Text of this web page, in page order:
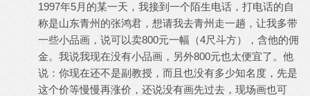
1997年5月的某一天，我接到一个陌生电话，打电话的自
称是山东青州的张鸿君，想请我去青州走一趟，让我多带
一些小品画，说可以卖800元一幅（4尺斗方），含他的佣
金。我说我现在没有小品画，另外800元也太便宜了。他
说：你现在还不是副教授，而且也没有多少知名度，先是
这个价等慢慢再涨价，还说没有画先过去，现场画也可